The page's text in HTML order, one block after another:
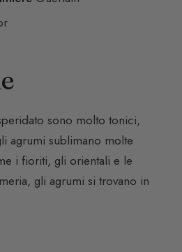
sono molto tonici,
agrumi sublimano molte
i fioriti, gli orientali e le
gli agrumi si trovano in